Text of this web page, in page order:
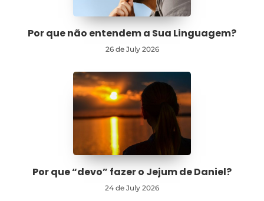
Por que não entendem a Sua Linguagem?
26 de July 2026
Por que “devo” fazer o Jejum de Daniel?
24 de July 2026